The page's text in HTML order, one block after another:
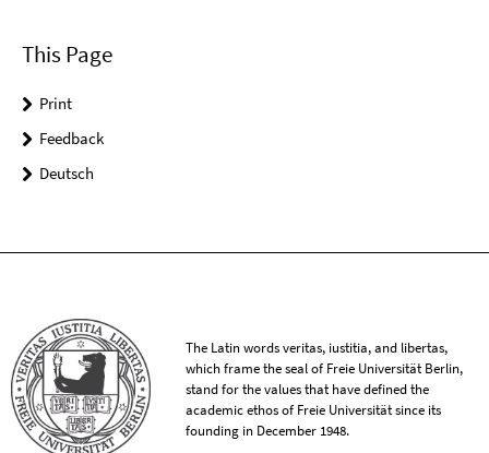
This Page
Print
Feedback
Deutsch
The Latin words veritas, iustitia, and libertas,
which frame the seal of Freie Universität Berlin,
stand for the values that have defined the
academic ethos of Freie Universität since its
founding in December 1948.